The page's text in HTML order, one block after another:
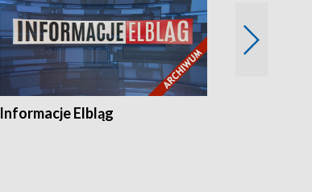
Informacje Elbląg